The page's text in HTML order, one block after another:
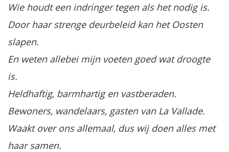
Wie houdt een indringer tegen als het nodig is.
Door haar strenge deurbeleid kan het Oosten
slapen.
En weten allebei mijn voeten goed wat droogte
is.
Heldhaftig, barmhartig en vastberaden.
Bewoners, wandelaars, gasten van La Vallade.
Waakt over ons allemaal, dus wij doen alles met
haar samen.